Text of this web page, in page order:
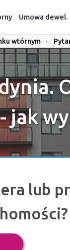
Umowa dewel.
wtórnym ·
jak
lub